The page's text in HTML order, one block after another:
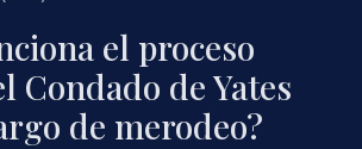
el proceso
Condado de Yates
de merodeo?